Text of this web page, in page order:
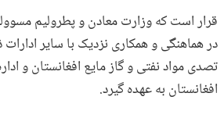
قرار است که وزارت معادن و پطرولیم
در هماهنگی و همکاری نزدیک با سایر ادارات
تصدی مواد نفتی و گاز مایع افغانستان و
افغانستان به عهده گیرد.